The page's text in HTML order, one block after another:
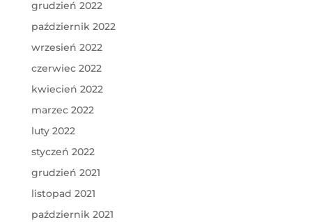
grudzień 2022
październik 2022
wrzesień 2022
czerwiec 2022
kwiecień 2022
marzec 2022
luty 2022
styczeń 2022
grudzień 2021
listopad 2021
październik 2021